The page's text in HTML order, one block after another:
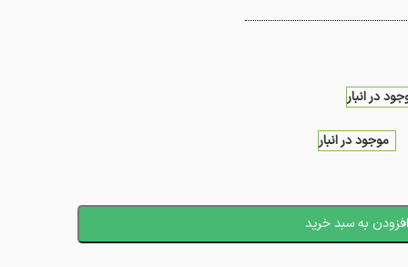
در انبار
موجود در انبار
افزودن به سبد خرید